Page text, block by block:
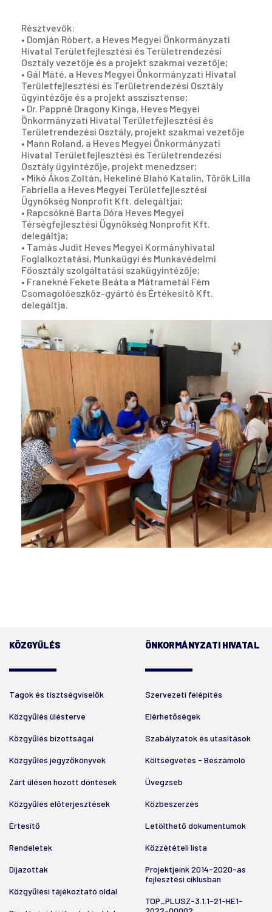
Résztvevők:
• Domján Róbert, a Heves Megyei Önkormányzati
Hivatal Területfejlesztési és Területrendezési
Osztály vezetője és a projekt szakmai vezetője;
• Gál Máté, a Heves Megyei Önkormányzati Hivatal
Területfejlesztési és Területrendezési Osztály
ügyintézője és a projekt asszisztense;
• Dr. Pappné Dragony Kinga, Heves Megyei
Önkormányzati Hivatal Területfejlesztési és
Területrendezési Osztály, projekt szakmai vezetője
• Mann Roland, a Heves Megyei Önkormányzati
Hivatal Területfejlesztési és Területrendezési
Osztály ügyintézője, projekt menedzser;
• Mikó Ákos Zoltán, Hekeliné Blahó Katalin, Török Lilla
Fabriella a Heves Megyei Területfejlesztési
Ügynökség Nonprofit Kft. delegáltjai;
• Rapcsókné Barta Dóra Heves Megyei
Térségfejlesztési Ügynökség Nonprofit Kft.
delegáltja;
• Tamás Judit Heves Megyei Kormányhivatal
Foglalkoztatási, Munkaügyi és Munkavédelmi
Főosztály szolgáltatási szakügyintézője;
• Franekné Fekete Beáta a Mátrametál Fém
Csomagolóeszköz-gyártó és Értékesítõ Kft.
delegáltja.
KÖZGYŰLÉS
Tagok és tisztségviselők
Közgyűlés ülésterve
Közgyűlés bizottságai
Közgyűlés jegyzőkönyvek
Zárt ülésen hozott döntések
Közgyűlés előterjesztések
Értesítő
Rendeletek
Díjazottak
Közgyűlési tájékoztató oldal
ÖNKORMÁNYZATI HIVATAL
Szervezeti felépítés
Elérhetőségek
Szabályzatok és utasítások
Költségvetés - Beszámoló
Üvegzseb
Közbeszerzés
Letölthető dokumentumok
Közzétételi lista
Projektjeink 2014-2020-as
fejlesztési ciklusban
TOP_PLUSZ-3.1.1-21-HE1-